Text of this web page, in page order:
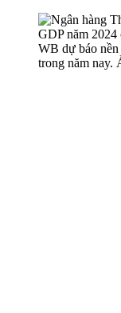
WB dự báo
trong năm nay.